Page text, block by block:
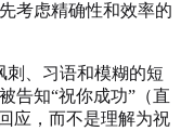
考虑精确性和效率的
刺、习语和模糊的短
告知“祝你成功”（直
应，而不是理解为祝